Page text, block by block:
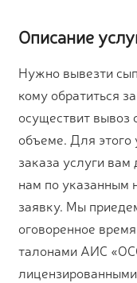
Описание
Нужно вывезти
кому обратиться
осуществит
объеме. Для этого
заказа услуги вам
нам по указанным
заявку. Мы
оговоренное
талонами АИС